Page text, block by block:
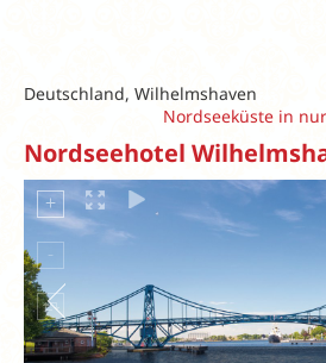
Deutschland, Wilhelmshaven
Nordseeküste in
Nordseehotel